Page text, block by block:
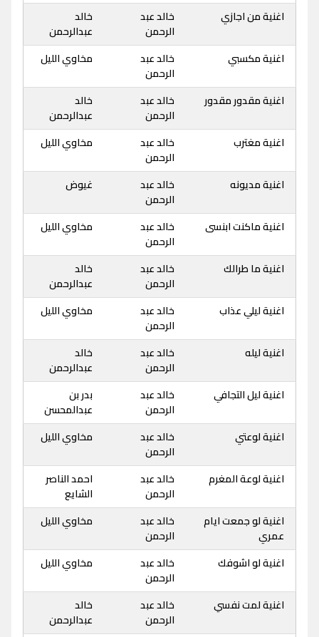
اغنية من اجازي
خالد عبد
الرحمن
خالد
عبدالرحمن
اغنية مكسبي
خالد عبد
الرحمن
مخاوي الليل
اغنية مقدور مقدور
خالد عبد
الرحمن
خالد
عبدالرحمن
اغنية مغترب
خالد عبد
الرحمن
مخاوي الليل
اغنية مديونه
خالد عبد
الرحمن
غيوض
اغنية ماكنت ابنسى
خالد عبد
الرحمن
مخاوي الليل
اغنية ما طرالك
خالد عبد
الرحمن
خالد
عبدالرحمن
اغنية ليلي عذاب
خالد عبد
الرحمن
مخاوي الليل
اغنية ليله
خالد عبد
الرحمن
خالد
عبدالرحمن
اغنية ليل التجافي
خالد عبد
الرحمن
بدر بن
عبدالمحسن
اغنية لوعتي
خالد عبد
الرحمن
مخاوي الليل
اغنية لوعة المغرم
خالد عبد
الرحمن
احمد الناصر
الشايع
اغنية لو جمعت ايام
عمري
خالد عبد
الرحمن
مخاوي الليل
اغنية لو اشوفك
خالد عبد
الرحمن
مخاوي الليل
اغنية لمت نفسي
خالد عبد
الرحمن
خالد
عبدالرحمن